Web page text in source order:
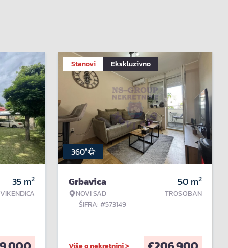
35m2
VIKENDICA
Stanovi Ekskluzivno
360°
Grbavica
NOVI SAD
ŠIFRA: #573149
50 m2
TROSOBAN